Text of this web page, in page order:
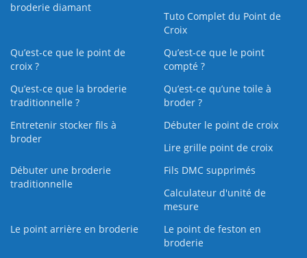
broderie diamant
Tuto Complet du Point de
Croix
Qu’est-ce que le point de
croix ?
Qu’est-ce que le point
compté ?
Qu’est-ce que la broderie
traditionnelle ?
Qu’est‑ce qu’une toile à
broder ?
Entretenir stocker fils à
broder
Débuter le point de croix
Lire grille point de croix
Débuter une broderie
traditionnelle
Fils DMC supprimés
Calculateur d'unité de
mesure
Le point arrière en broderie
Le point de feston en
broderie